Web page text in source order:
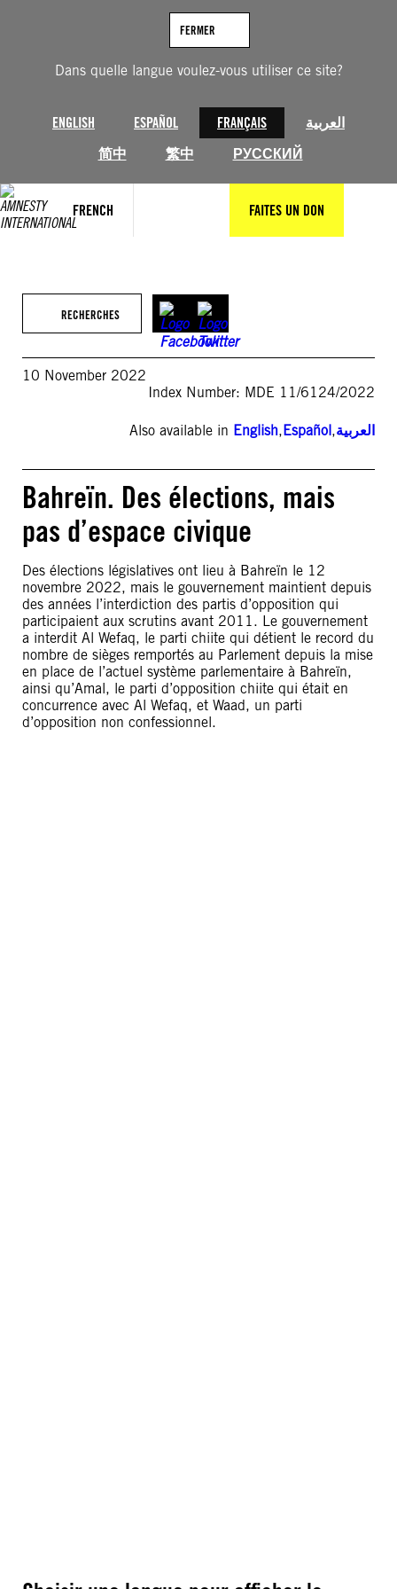
Dans quelle langue voulez-vous utiliser ce site?
ENGLISH ESPAÑOL FRANÇAIS
العربية
简中
繁中 РУССКИЙ
FERMER
FRENCH FAITES UN DON
RECHERCHES
10 November 2022
Index Number: MDE 11/6124/2022
Also available in English,Español,العربية
Bahreïn. Des élections, mais
pas d’espace civique
Des élections législatives ont lieu à Bahreïn le 12
novembre 2022, mais le gouvernement maintient depuis
des années l’interdiction des partis d’opposition qui
participaient aux scrutins avant 2011. Le gouvernement
a interdit Al Wefaq, le parti chiite qui détient le record du
nombre de sièges remportés au Parlement depuis la mise
en place de l’actuel système parlementaire à Bahreïn,
ainsi qu’Amal, le parti d’opposition chiite qui était en
concurrence avec Al Wefaq, et Waad, un parti
d’opposition non confessionnel.